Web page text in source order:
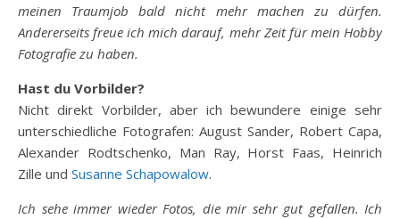
meinen Traumjob bald nicht mehr machen zu dürfen.
Andererseits freue ich mich darauf, mehr Zeit für mein Hobby
Fotografie zu haben.
Hast du Vorbilder?
Nicht direkt Vorbilder, aber ich bewundere einige sehr
unterschiedliche Fotografen: August Sander, Robert Capa,
Alexander Rodtschenko, Man Ray, Horst Faas, Heinrich
Zille und Susanne Schapowalow.
Ich sehe immer wieder Fotos, die mir sehr gut gefallen. Ich